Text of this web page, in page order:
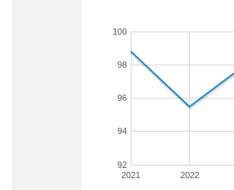
2021 2022
92
94
96
98
100